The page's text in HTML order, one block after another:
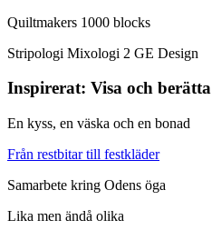
Quiltmakers 1000 blocks
Stripologi Mixologi 2 GE Design
Inspirerat: Visa och berätta
En kyss, en väska och en bonad
Från restbitar till festkläder
Samarbete kring Odens öga
Lika men ändå olika